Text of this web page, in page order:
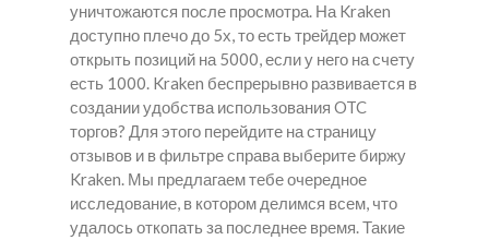
уничтожаются после просмотра. На Kraken
доступно плечо до 5х, то есть трейдер может
открыть позиций на 5000, если у него на счету
есть 1000. Kraken беспрерывно развивается в
создании удобства использования OTC
торгов? Для этого перейдите на страницу
отзывов и в фильтре справа выберите биржу
Kraken. Мы предлагаем тебе очередное
исследование, в котором делимся всем, что
удалось откопать за последнее время. Такие